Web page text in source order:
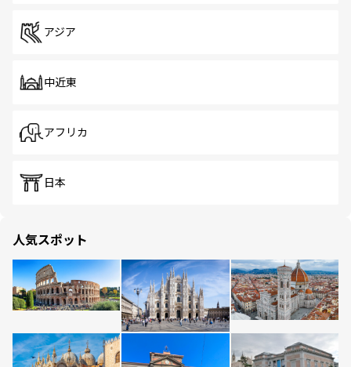
アジア
中近東
アフリカ
日本
人気スポット